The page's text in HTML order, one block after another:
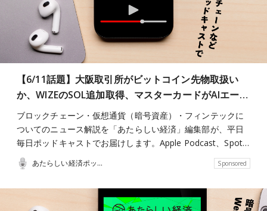
【6/11話題】大阪取引所がビットコイン先物取扱い
か、WIZEのSOL追加取得、マスターカードがAIエー…
ブロックチェーン・仮想通貨（暗号資産）・フィンテックに
ついてのニュース解説を「あたらしい経済」編集部が、平日
毎日ポッドキャストでお届けします。Apple Podcast、Spot…
あたらしい経済ポッドキャスト Sponsored